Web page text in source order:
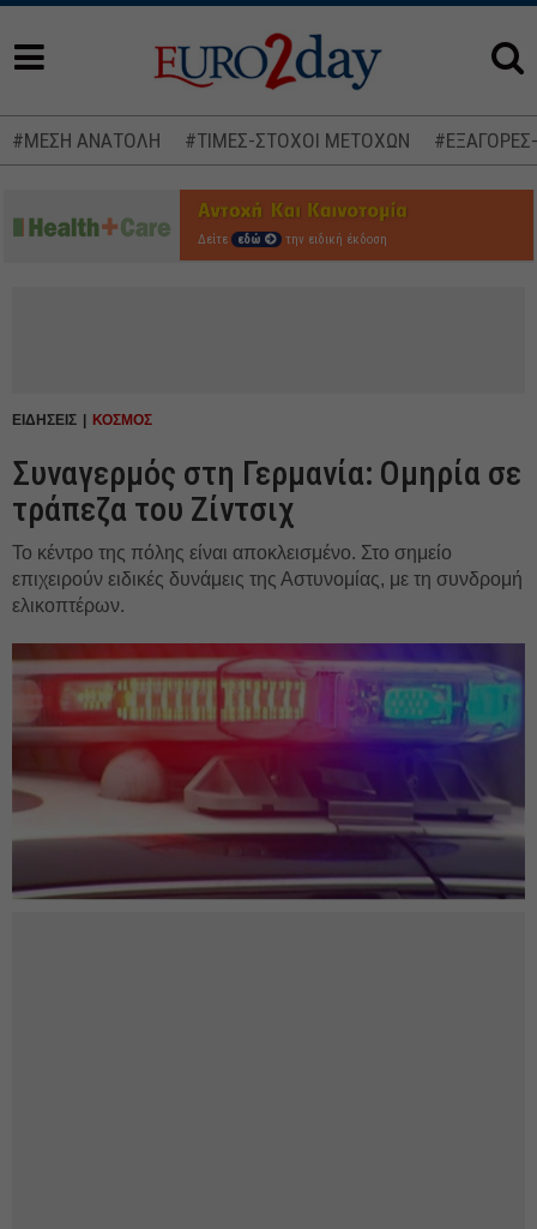
#ΜΕΣΗ ΑΝΑΤΟΛΗ #ΤΙΜΕΣ-ΣΤΟΧΟΙ ΜΕΤΟΧΩΝ
Δείτε εδώ την ειδική έκδοση
ΕΙΔΗΣΕΙΣ ΚΟΣΜΟΣ
Συναγερμός στη Γερμανία: Ομηρία σε
τράπεζα του Ζίντσιχ
Το κέντρο της πόλης είναι αποκλεισμένο. Στο σημείο
επιχειρούν ειδικές δυνάμεις της Αστυνομίας, με τη συνδρομή
ελικοπτέρων.